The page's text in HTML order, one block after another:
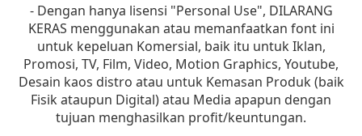
- Dengan hanya lisensi "Personal Use", DILARANG
KERAS menggunakan atau memanfaatkan font ini
untuk kepeluan Komersial, baik itu untuk Iklan,
Promosi, TV, Film, Video, Motion Graphics, Youtube,
Desain kaos distro atau untuk Kemasan Produk (baik
Fisik ataupun Digital) atau Media apapun dengan
tujuan menghasilkan profit/keuntungan.